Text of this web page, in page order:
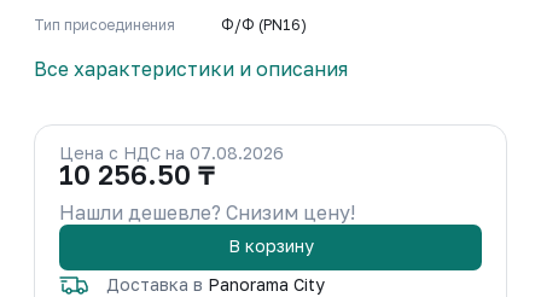
Тип присоединения Ф/Ф (PN16)
Все характеристики и описания
Цена с НДС на 07.08.2026
10 256.50 ₸
Нашли дешевле? Снизим цену!
В корзину
Доставка в Panorama City